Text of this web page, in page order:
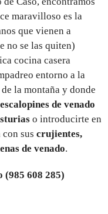
maravilloso es la
que vienen a
no se las quiten)
cocina casera
entorno a la
la montaña y donde
escalopines de venado
o introducirte en
sus crujientes,
de venado.
(985 608 285)